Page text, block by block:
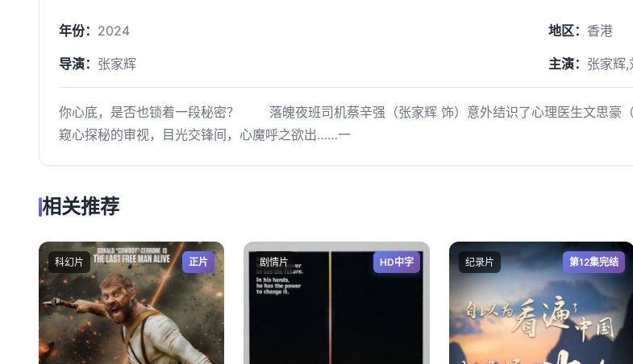
年份： 2024 地区： 香港
导演： 张家辉 主演： 张家辉
你心底，是否也锁着一段秘密？ 落魄夜班司机蔡辛强（张家辉 饰）意外结识了心理医生文思豪
窥心探秘的审视，目光交锋间，心魔呼之欲出……一
相关推荐
科幻片 正片 剧情片 HD中字 纪录片 第12集完结